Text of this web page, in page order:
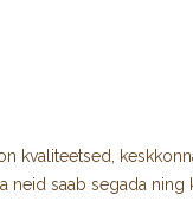
kvaliteetsed,
neid saab segada